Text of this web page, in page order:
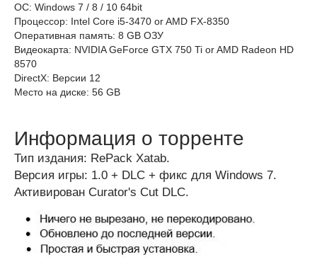
ОС: Windows 7 / 8 / 10 64bit
Процессор: Intel Core i5-3470 or AMD FX-8350
Оперативная память: 8 GB ОЗУ
Видеокарта: NVIDIA GeForce GTX 750 Ti or AMD Radeon HD
8570
DirectX: Версии 12
Место на диске: 56 GB
Информация о торренте
Тип издания: RePack Xatab.
Версия игры: 1.0 + DLC + фикс для Windows 7.
Активирован Curator's Cut DLC.